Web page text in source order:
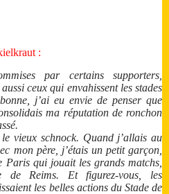
:
par certains supporters,
ceux qui envahissent les stades
j’ai eu envie de penser que
ma réputation de ronchon
vieux schnock. Quand j’allais au
mon père, j’étais un petit garçon,
Paris qui jouait les grands matchs,
de Reims. Et figurez-vous, les
les belles actions du Stade de